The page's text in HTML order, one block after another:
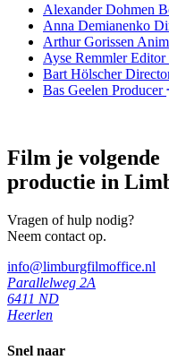
Alexander Dohmen
Anna Demianenko
Arthur Gorissen
Ayse Remmler Editor
Bart Hölscher
Bas Geelen Producer
Film je volgende
productie in
Vragen of hulp nodig?
Neem contact op.
info@limburgfilmoffice.nl
Parallelweg 2A
6411 ND
Heerlen
Snel naar